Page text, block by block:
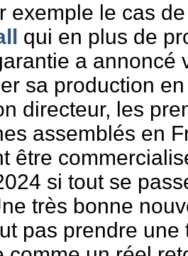
exemple le cas
qui en plus de
a annoncé
sa production
directeur, les
assemblés en
être
si tout se
très bonne
pas prendre une